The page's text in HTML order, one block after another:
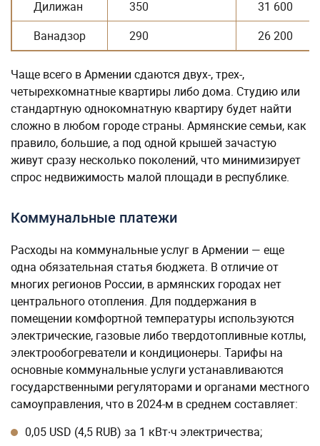
Дилижан
350
31 600
Ванадзор
290 26 200
Чаще всего в Армении сдаются двух-, трех-,
четырехкомнатные квартиры либо дома. Студию или
стандартную однокомнатную квартиру будет найти
сложно в любом городе страны. Армянские семьи, как
правило, большие, а под одной крышей зачастую
живут сразу несколько поколений, что минимизирует
спрос недвижимость малой площади в республике.
Коммунальные платежи
Расходы на коммунальные услуг в Армении — еще
одна обязательная статья бюджета. В отличие от
многих регионов России, в армянских городах нет
центрального отопления. Для поддержания в
помещении комфортной температуры используются
электрические, газовые либо твердотопливные котлы,
электрообогреватели и кондиционеры. Тарифы на
основные коммунальные услуги устанавливаются
государственными регуляторами и органами местного
самоуправления, что в 2024-м в среднем составляет:
0,05 USD (4,5 RUB) за 1 кВт∙ч электричества;